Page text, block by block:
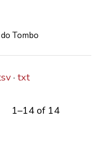
Tombo
txt
1–14 of 14